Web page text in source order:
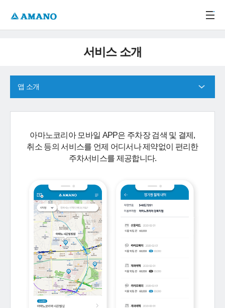
서비스 소개
앱 소개
아마노코리아 모바일 APP은 주차장 검색 및 결제,
취소 등의 서비스를 언제 어디서나 제약없이 편리한
주차서비스를 제공합니다.